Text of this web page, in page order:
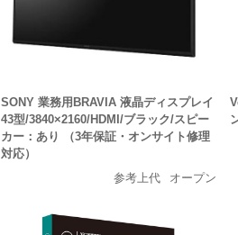
SONY 業務用BRAVIA 液晶ディスプレイ
43型/3840×2160/HDMI/ブラック/スピー
カー：あり （3年保証・オンサイト修理
対応）
参考上代
オープン